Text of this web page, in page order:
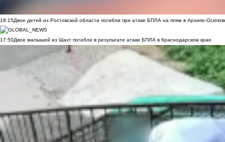
18:15Двое детей из Ростовской области погибли при атаке БПЛА на пляж в Архипо-
17:50Двое малышей из Шахт погибли в результате атаки БПЛА в Краснодарском крае